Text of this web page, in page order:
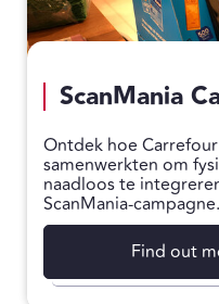
ScanMania
Ontdek hoe
samenwerkten om
naadloos te
ScanMania-campagne.
Find out